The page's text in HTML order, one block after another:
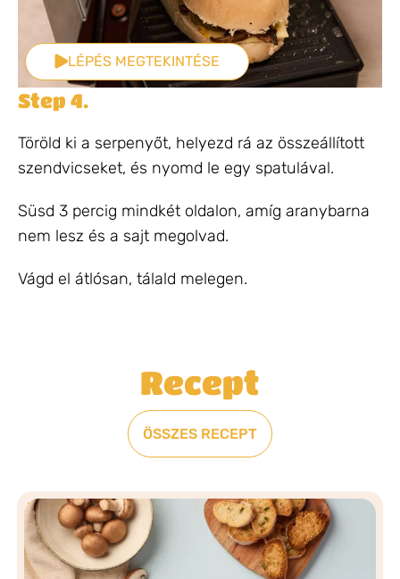
LÉPÉS MEGTEKINTÉSE
Step 4.
Töröld ki a serpenyőt, helyezd rá az összeállított
szendvicseket, és nyomd le egy spatulával.
Süsd 3 percig mindkét oldalon, amíg aranybarna
nem lesz és a sajt megolvad.
Vágd el átlósan, tálald melegen.
Recept
ÖSSZES RECEPT